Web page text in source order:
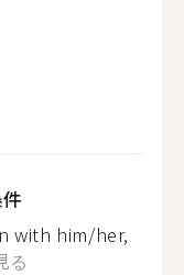
with him/her,
る